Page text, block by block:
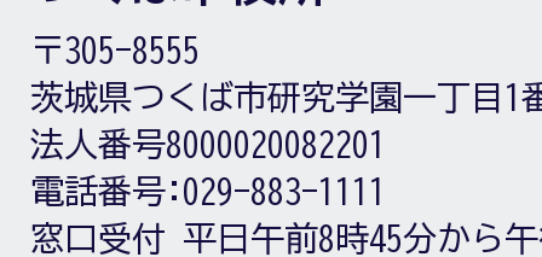
〒305-8555
茨城県つくば市研究学園一丁目1
法人番号8000020082201
電話番号: 029-883-1111
窓口受付 平日午前8時45分から